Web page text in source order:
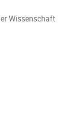
Wissenschaft